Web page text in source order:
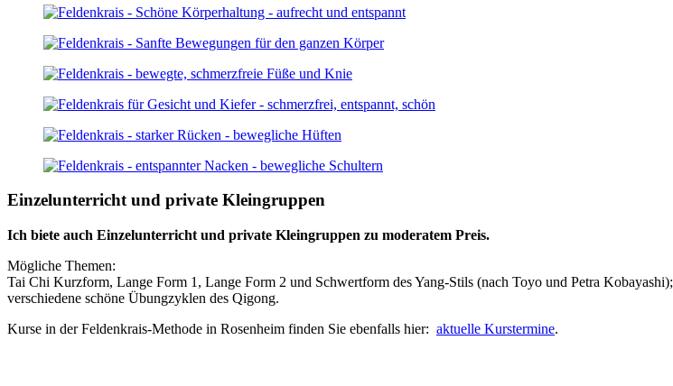
Einzelunterricht und private Kleingruppen
Ich biete auch Einzelunterricht und private Kleingruppen zu moderatem Preis.
Mögliche Themen:
Tai Chi Kurzform, Lange Form 1, Lange Form 2 und Schwertform des Yang-Stils (nach Toyo und Petra Kobayashi);
verschiedene schöne Übungzyklen des Qigong.
Kurse in der Feldenkrais-Methode in Rosenheim finden Sie ebenfalls hier: aktuelle Kurstermine.